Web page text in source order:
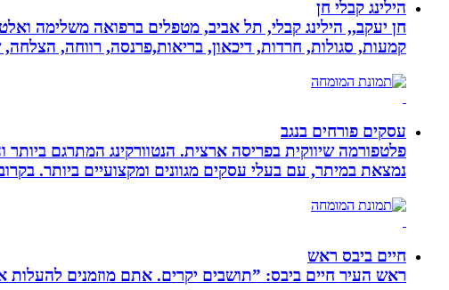
הילינג קבלי חן
חן יעקב,, הילינג קבלי, תל אביב, מטפלים ברפואה משלימה
קמעות, סגולות, חרדות, דיכאון, בריאות,פרנסה, רווחה, הצלחה,
עסקים פורחים בנגב
פלטפורמה שיווקית בפריסה ארצית. הנטוורקינג המתרגם
נמצאת במיתר, עם בעלי עסקים מגוונים ומקצועיים ביותר.
חיים ביבס ראש
ראש העיר חיים ביבס: ”תושבים יקרים. אתם מוזמנים